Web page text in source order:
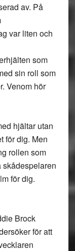
av. På
var liten och
som
sin roll som
Venom hör
hjältar utan
för dig. Men
rollen som
skådespelaren
för dig.
Brock
för att